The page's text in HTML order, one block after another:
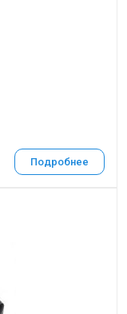
Подробнее